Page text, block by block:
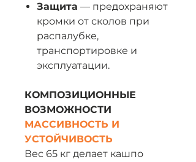
Защита — предохраняют
кромки от сколов при
распалубке,
транспортировке и
эксплуатации.
КОМПОЗИЦИОННЫЕ
ВОЗМОЖНОСТИ
МАССИВНОСТЬ И
УСТОЙЧИВОСТЬ
Вес 65 кг делает кашпо